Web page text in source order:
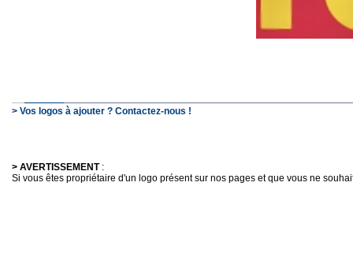
> Vos logos à ajouter ? Contactez-nous !
> AVERTISSEMENT:
Si vous êtes propriétaire d'un logo présent sur nos pages et que vous ne